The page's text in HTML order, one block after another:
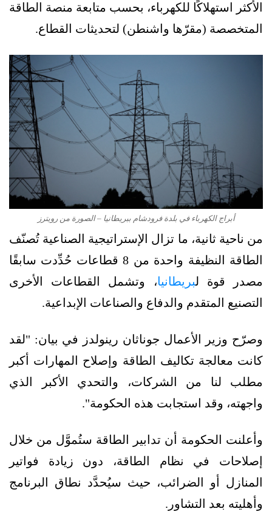
الأكثر استهلاكًا للكهرباء، بحسب متابعة منصة الطاقة
المتخصصة (مقرّها واشنطن) لتحديثات القطاع.
أبراج الكهرباء في بلدة فرودشام ببريطانيا – الصورة من رويترز
من ناحية ثانية، ما تزال الإستراتيجية الصناعية تُصنّف
الطاقة النظيفة واحدة من 8 قطاعات حُدِّدت سابقًا
مصدر قوة لبريطانيا، وتشمل القطاعات الأخرى
التصنيع المتقدم والدفاع والصناعات الإبداعية.
وصرّح وزير الأعمال جوناثان رينولدز في بيان: "لقد
كانت معالجة تكاليف الطاقة وإصلاح المهارات أكبر
مطلب لنا من الشركات، والتحدي الأكبر الذي
واجهته، وقد استجابت هذه الحكومة".
وأعلنت الحكومة أن تدابير الطاقة ستُموَّل من خلال
إصلاحات في نظام الطاقة، دون زيادة فواتير
المنازل أو الضرائب، حيث سيُحدَّد نطاق البرنامج
وأهليته بعد التشاور.